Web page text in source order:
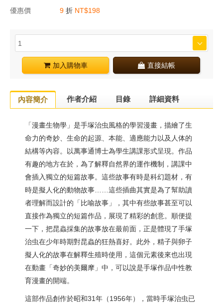
優惠價
9 折 NT$198
加入購物車 直接結帳
內容簡介 作者介紹 目錄 詳細資料
「漫畫生物學」是手塚治虫風格的學習漫畫，描繪了生
命力的奇妙、生命的起源、本能、適應能力以及人体的
結構等內容。以萬事通博士為學生講課形式呈現。作品
有趣的地方在於，為了解釋自然界的運作機制，講課中
會插入獨立的短篇故事。這些故事有時是科幻題材，有
時是擬人化的動物故事……這些插曲其實是為了幫助讀
者理解而設計的「比喻故事」，其中有些故事甚至可以
直接作為獨立的短篇作品，展現了精彩的創意。順便提
一下，把昆蟲採集的故事放在最前面，正是體現了手塚
治虫在少年時期對昆蟲的狂熱喜好。此外，精子與卵子
擬人化的故事在解釋生殖時使用，這個元素後來也出現
在動畫「奇妙的美爾摩」中，可以說是手塚作品中性教
育漫畫的開端。
這部作品創作於昭和31年（1956年），當時手塚治虫已